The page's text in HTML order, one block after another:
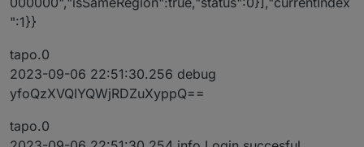
":1}}
tapo.0
2023-09-06 22:51:30.256 debug
yfoQzXVQIYQWjRDZuXyppQ==
tapo.0